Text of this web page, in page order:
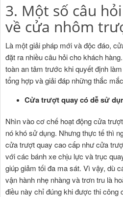
3. Một số câu
về cửa nhôm
Là một giải pháp mới và độc đáo,
đặt ra nhiều câu hỏi cho khách
toàn an tâm trước khi quyết định
tổng hợp và giải đáp những thắc
Cửa trượt quay có dễ sử
Nhìn vào cơ chế hoạt động cửa
nó khó sử dụng. Nhưng thực tế thì
cửa trượt quay cao cấp như cửa
với các bánh xe chịu lực và trục
giúp giảm tối đa ma sát. Vì vậy, dù
vận hành nhẹ nhàng và trơn tru là
điều này chỉ đúng khi được thi công